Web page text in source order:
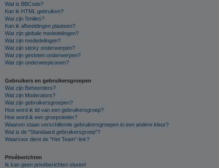
Wat is BBCode?
Kan ik HTML gebruiken?
Wat zijn Smilies?
Kan ik afbeeldingen plaatsen?
Wat zijn globale mededelingen?
Wat zijn mededelingen?
Wat zijn sticky onderwerpen?
Wat zijn gesloten onderwerpen?
Wat zijn onderwerpiconen?
Gebruikers en gebruikersgroepen
Wat zijn Beheerders?
Wat zijn Moderators?
Wat zijn gebruikersgroepen?
Hoe word ik lid van een gebruikersgroep?
Hoe word ik een groepsleider?
Waarom staan verschillende gebruikersgroepen in een andere kleur?
Wat is de "Standaard gebruikersgroep"?
Waarvoor dient de "Het Team"-link?
Privéberichten
Ik kan geen privéberichten sturen!